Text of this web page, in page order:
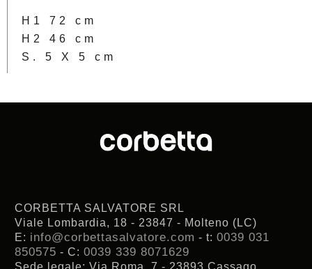
H1 72 cm
H2 46 cm
S. 5 X 5 cm
CORBETTA SALVATORE SRL
Viale Lombardia, 18 - 23847 - Molteno (LC)
E: info@corbettasalvatore.com - t: 0039 031
850575 - C: 0039 339 8071629